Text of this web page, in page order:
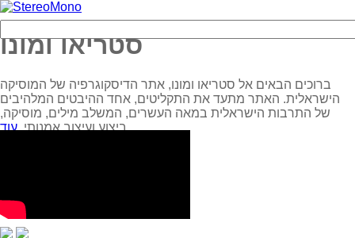
סטריאו ומונו
ברוכים הבאים אל סטריאו ומונו, אתר הדיסקוגרפיה של המוסיקה
הישראלית. האתר מתעד את התקליטים, אחד ההיבטים המלהיבים
של התרבות הישראלית במאה העשרים, המשלב מילים, מוסיקה,
ביצוע ועיצוב אמנותי.עוד...